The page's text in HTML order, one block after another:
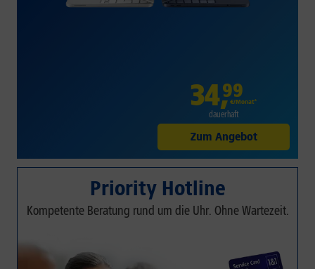
34,99
€/Monat*
dauerhaft
Zum Angebot
Priority Hotline
Kompetente Beratung rund um die Uhr. Ohne Wartezeit.